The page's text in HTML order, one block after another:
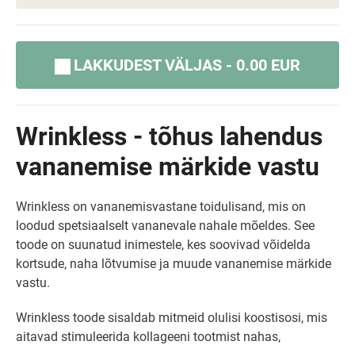
LAKKUDEST VÄLJAS - 0.00 EUR
Wrinkless - tõhus lahendus
vananemise märkide vastu
Wrinkless on vananemisvastane toidulisand, mis on
loodud spetsiaalselt vananevale nahale mõeldes. See
toode on suunatud inimestele, kes soovivad võidelda
kortsude, naha lõtvumise ja muude vananemise märkide
vastu.
Wrinkless toode sisaldab mitmeid olulisi koostisosi, mis
aitavad stimuleerida kollageeni tootmist nahas,